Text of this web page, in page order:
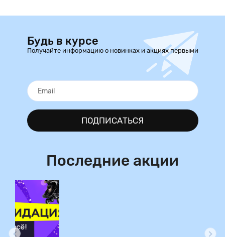
Будь в курсе
Получайте информацию о новинках и акциях первыми
ПОДПИСАТЬСЯ
Последние акции